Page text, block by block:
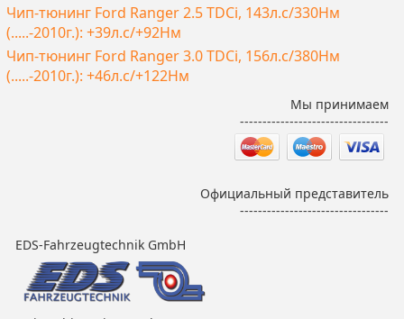
Чип-тюнинг Ford Ranger 2.5 TDCi, 143л.с/330Нм
(.....-2010г.): +39л.с/+92Нм
Чип-тюнинг Ford Ranger 3.0 TDCi, 156л.с/380Нм
(.....-2010г.): +46л.с/+122Нм
Мы принимаем
---------------------------------
Официальный представитель
---------------------------------
EDS-Fahrzeugtechnik GmbH